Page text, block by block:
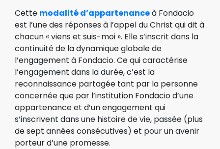
Cette modalité d’appartenanceà Fondacio
est l’une des réponses à l’appel du Christ qui dit à
chacun « viens et suis-moi ». Elle s’inscrit dans la
continuité de la dynamique globale de
l’engagement à Fondacio. Ce qui caractérise
l’engagement dans la durée, c’est la
reconnaissance partagée tant par la personne
concernée que par l’institution Fondacio d’une
appartenance et d’un engagement qui
s’inscrivent dans une histoire de vie, passée (plus
de sept années consécutives) et pour un avenir
porteur d’une promesse.